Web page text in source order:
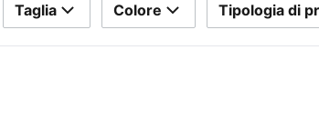
Taglia Colore Tipologia di